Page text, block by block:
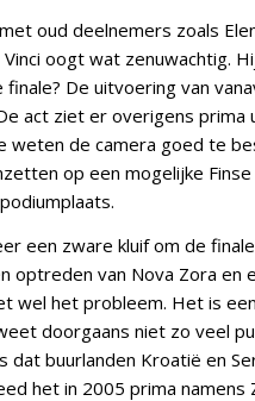
oud deelnemers zoals
Vinci oogt wat zenuwachtig.
De uitvoering van
act ziet er overigens prima
weten de camera goed te
op een mogelijke
een zware kluif om de
optreden van Nova Zora en
wel het probleem. Het is
doorgaans niet zo veel
dat buurlanden Kroatië en
het in 2005 prima